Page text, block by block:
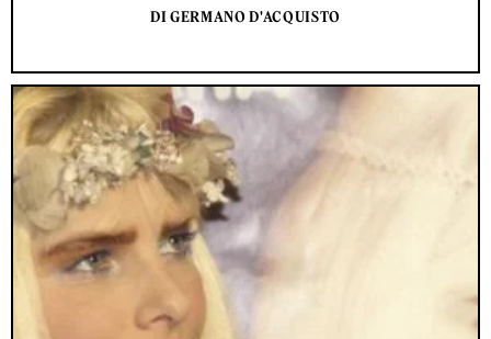
DI GERMANO D'ACQUISTO